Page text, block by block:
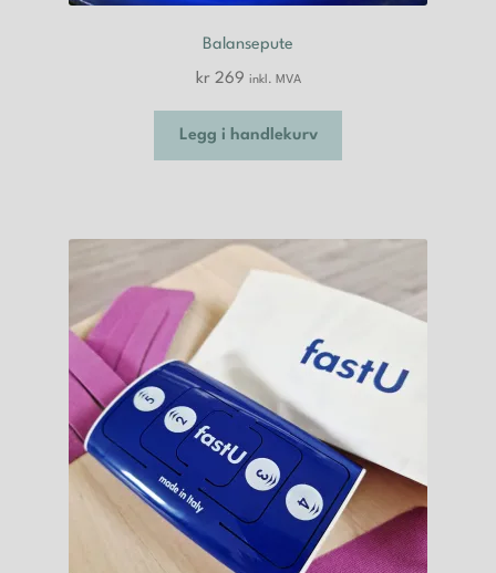
Balansepute
kr269 inkl. MVA
Legg i handlekurv